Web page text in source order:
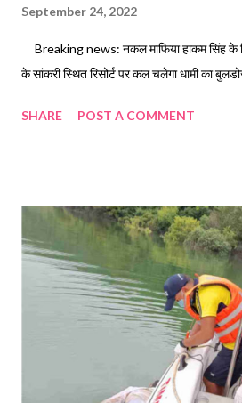
September 24, 2022
Breaking news: नकल माफिया हाकम सिंह के
के सांकरी स्थित रिसोर्ट पर कल चलेगा धामी का
SHARE POST A COMMENT